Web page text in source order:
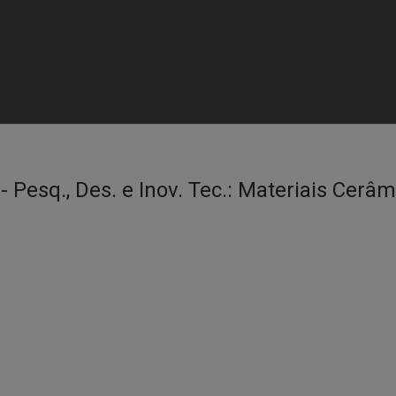
Pesq., Des. e Inov. Tec.: Materiais